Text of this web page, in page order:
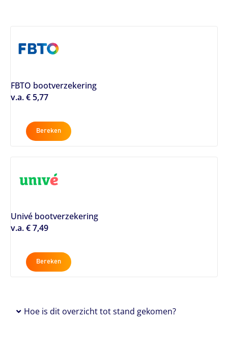
FBTO bootverzekering
v.a. € 5,77
Bereken
Univé bootverzekering
v.a. € 7,49
Bereken
Hoe is dit overzicht tot stand gekomen?